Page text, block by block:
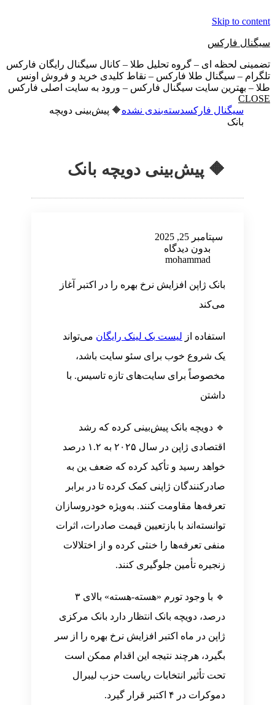
Skip to content
سیگنال فارکس
تضمینی لحظه ای – گروه تحلیل طلا – کانال سیگنال رایگان فارکس
تلگرام – سیگنال طلا فارکس – نقاط کلیدی خرید و فروش اونس
طلا – بهترین سایت سیگنال فارکس – ورود به سایت اصلی فارکس
CLOSE
سیگنال فارکسدسته‌بندی نشده🔶 پیش‌بینی دویچه
بانک
🔶 پیش‌بینی دویچه بانک
سپتامبر 25, 2025
بدون دیدگاه
بانک ژاپن افزایش نرخ بهره را در اکتبر آغاز
می‌کند
استفاده از لیست بک لینک رایگان می‌تواند
یک شروع خوب برای سئو سایت باشد،
مخصوصاً برای سایت‌های تازه تاسیس. با
داشتن
🔹 دویچه بانک پیش‌بینی کرده که رشد
اقتصادی ژاپن در سال ۲۰۲۵ به ۱.۲ درصد
خواهد رسید و تأکید کرده که ضعف ین به
صادرکنندگان ژاپنی کمک کرده تا در برابر
تعرفه‌ها مقاومت کنند. به‌ویژه خودروسازان
توانسته‌اند با بازتعیین قیمت صادرات، اثرات
منفی تعرفه‌ها را خنثی کرده و از اختلالات
زنجیره تأمین جلوگیری کنند.
🔹 با وجود تورم «هسته-هسته» بالای ۳
درصد، دویچه بانک انتظار دارد بانک مرکزی
ژاپن در ماه اکتبر افزایش نرخ بهره را از سر
بگیرد، هرچند نتیجه این اقدام ممکن است
تحت تأثیر انتخابات ریاست حزب لیبرال
دموکرات در ۴ اکتبر قرار گیرد.